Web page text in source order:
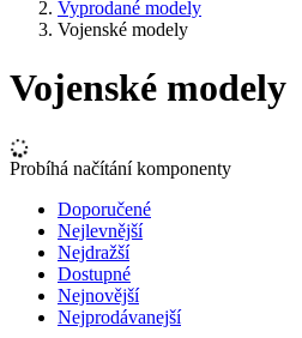
Vyprodané modely
Vojenské modely
Vojenské modely
Probíhá načítání komponenty
Doporučené
Nejlevnější
Nejdražší
Dostupné
Nejnovější
Nejprodávanejší